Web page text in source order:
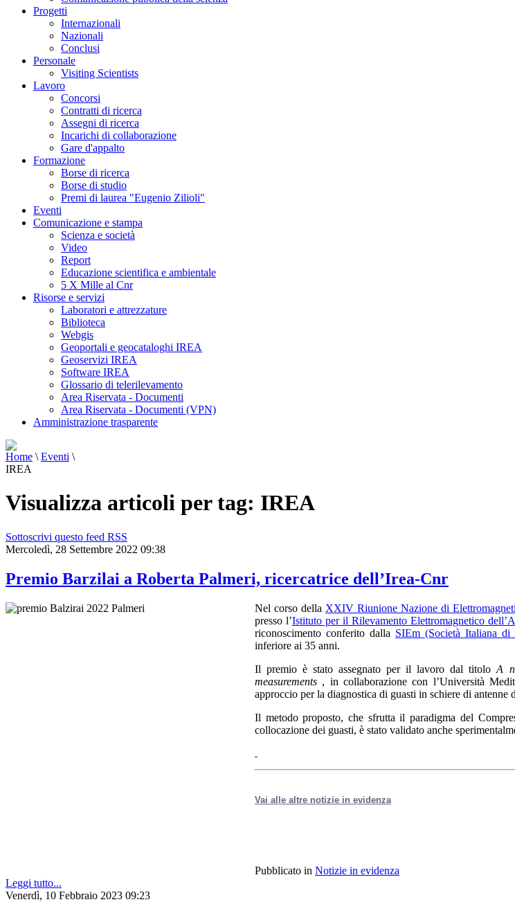
Progetti
Internazionali
Nazionali
Conclusi
Personale
Visiting Scientists
Lavoro
Concorsi
Contratti di ricerca
Assegni di ricerca
Incarichi di collaborazione
Gare d'appalto
Formazione
Borse di ricerca
Borse di studio
Premi di laurea "Eugenio Zilioli"
Eventi
Comunicazione e stampa
Scienza e società
Video
Report
Educazione scientifica e ambientale
5 X Mille al Cnr
Risorse e servizi
Laboratori e attrezzature
Biblioteca
Webgis
Geoportali e geocataloghi IREA
Geoservizi IREA
Software IREA
Glossario di telerilevamento
Area Riservata - Documenti
Area Riservata - Documenti (VPN)
Amministrazione trasparente
Home \ Eventi \
IREA
Visualizza articoli per tag: IREA
Sottoscrivi questo feed RSS
Mercoledì, 28 Settembre 2022 09:38
Premio Barzilai a Roberta Palmeri, ricercatrice dell’Irea-Cnr
Nel corso della XXIV Riunione Nazione di
presso l’Istituto per il Rilevamento Elettromagnetico
riconoscimento conferito dalla SIEm (Società Italiana di
inferiore ai 35 anni.
Il premio è stato assegnato per il lavoro dal titoloA
measurements , in collaborazione con l’Università
approccio per la diagnostica di guasti in schiere di
Il metodo proposto, che sfrutta il paradigma del
collocazione dei guasti, è stato validato anche
Vai alle altre notizie in evidenza
Pubblicato in Notizie in evidenza
Leggi tutto...
Venerdì, 10 Febbraio 2023 09:23